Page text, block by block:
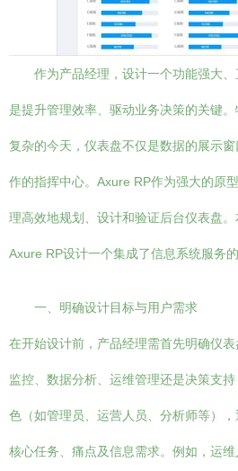
作为产品经理，设计一个功能强大
是提升管理效率、驱动业务决策的关键
复杂的今天，仪表盘不仅是数据的展示
作的指挥中心。Axure RP作为强大的原
理高效地规划、设计和验证后台仪表盘
Axure RP设计一个集成了信息系统服务
一、明确设计目标与用户需求
在开始设计前，产品经理需首先明确仪
监控、数据分析、运维管理还是决策支
色（如管理员、运营人员、分析师等）
核心任务、痛点及信息需求。例如，运